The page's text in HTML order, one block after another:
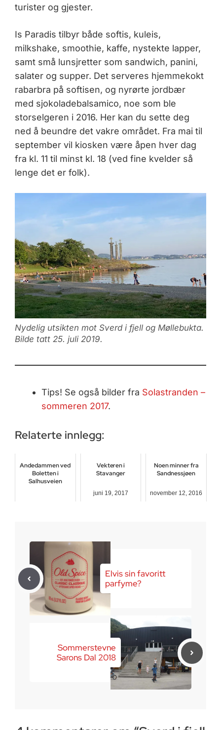
turister og gjester.
Is Paradis tilbyr både softis, kuleis,
milkshake, smoothie, kaffe, nystekte lapper,
samt små lunsjretter som sandwich, panini,
salater og supper. Det serveres hjemmekokt
rabarbra på softisen, og nyrørte jordbær
med sjokoladebalsamico, noe som ble
storselgeren i 2016. Her kan du sette deg
ned å beundre det vakre området. Fra mai til
september vil kiosken være åpen hver dag
fra kl. 11 til minst kl. 18 (ved fine kvelder så
lenge det er folk).
Nydelig utsikten mot Sverd i fjell og Møllebukta.
Bilde tatt 25. juli 2019.
Tips! Se også bilder fra Solastranden –
sommeren 2017.
Relaterte innlegg:
Andedammen ved
Boletten i
Salhusveien
Vekteren i
Stavanger
juni 19, 2017
Noen minner fra
Sandnessjøen
november 12, 2016
Elvis sin favoritt
parfyme?
Sommerstevne
Sarons Dal 2018